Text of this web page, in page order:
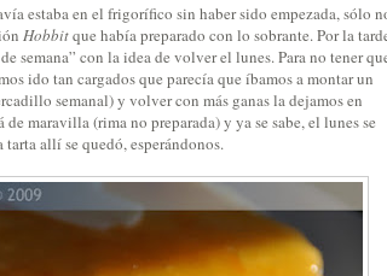
estaba en el frigorífico sin haber sido empezada, sólo
Hobbitque había preparado con lo sobrante. Por la
semana” con la idea de volver el lunes. Para no tener
ido tan cargados que parecía que íbamos a montar un
semanal) y volver con más ganas la dejamos en
maravilla (rima no preparada) y ya se sabe, el lunes se
tarta allí se quedó, esperándonos.